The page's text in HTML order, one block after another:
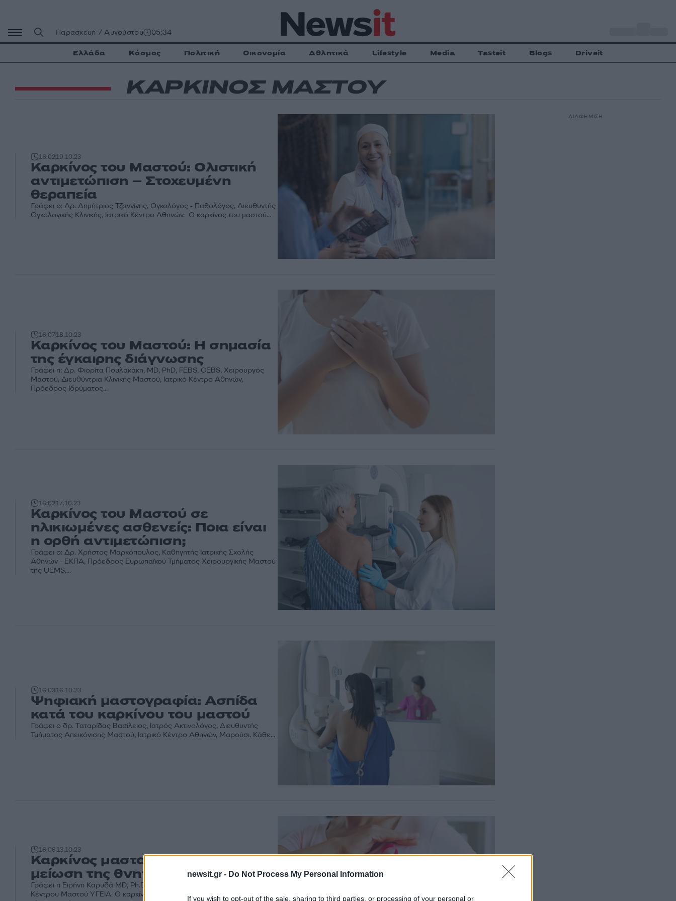
newsit.gr - Do Not Process My Personal Information
If you wish to opt-out of the sale, sharing to third parties, or processing of your personal or
περιεχόμενο
Παρασκευή 7 Αυγούστου 05:34
Ελλάδα Κόσμος Πολιτική Οικονομία Αθλητικά Lifestyle Media Tasteit Blogs Driveit
ΚΑΡΚΙΝΟΣ ΜΑΣΤΟΥ
16:0219.10.23
Καρκίνος του Μαστού: Ολιστική
αντιμετώπιση – Στοχευμένη
θεραπεία
Γράφει ο: Δρ. Δημήτριος Τζαννίνης, Ογκολόγος - Παθολόγος, Διευθυντής
Ογκολογικής Κλινικής, Ιατρικό Κέντρο Αθηνών. Ο καρκίνος του μαστού...
16:0718.10.23
Καρκίνος του Μαστού: Η σημασία
της έγκαιρης διάγνωσης
Γράφει η: Δρ. Φιορίτα Πουλακάκη, MD, PhD, FEBS, CΕBS, Χειρουργός
Μαστού, Διευθύντρια Κλινικής Μαστού, Ιατρικό Κέντρο Αθηνών,
Πρόεδρος Ιδρύματος...
16:0217.10.23
Καρκίνος του Μαστού σε
ηλικιωμένες ασθενείς: Ποια είναι
η ορθή αντιμετώπιση;
Γράφει ο: Δρ. Χρήστος Μαρκόπουλος, Καθηγητής Ιατρικής Σχολής
Αθηνών - ΕΚΠΑ, Πρόεδρος Ευρωπαϊκού Τμήματος Χειρουργικής Μαστού
της UEMS,...
16:0316.10.23
Ψηφιακή μαστογραφία: Ασπίδα
κατά του καρκίνου του μαστού
Γράφει ο δρ. Ταταρίδας Βασίλειος, Ιατρός Ακτινολόγος, Διευθυντής
Τμήματος Απεικόνισης Μαστού, Ιατρικό Κέντρο Αθηνών, Μαρούσι. Κάθε...
16:0613.10.23
Καρκίνος μαστού: Που οφείλεται η
μείωση της θνητότητας;
Γράφει η Ειρήνη Καρυδά MD, Ph.D, Χειρουργός Μαστού, Διευθύντρια
Κέντρου Μαστού ΥΓΕΙΑ. Ο καρκίνος του μαστού είναι ο συχνότερος
ΔΙΑΦΗΜΙΣΗ